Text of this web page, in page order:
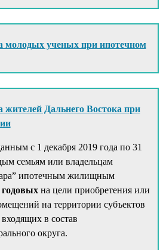
молодых ученых при ипотечном
Дальнего Востока при
с 1 декабря 2019 года по 31
семьям или владельцам
ипотечным жилищным
годовых на цели приобретения или
на территории субъектов
в состав
округа.